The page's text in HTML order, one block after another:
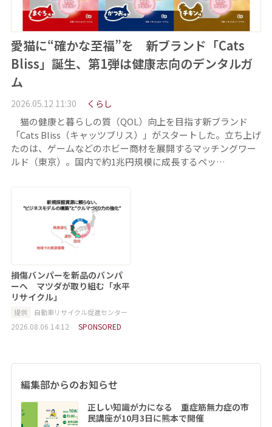
愛猫に“確かな至福”を 新ブランド「Cats
Bliss」誕生、第1弾は健康志向のデンタルガ
ム
2026.05.12 11:30 くらし
猫の健康と暮らしの質（QOL）向上を目指す新ブランド
「Cats Bliss（キャッツブリス）」がスタートした。立ち上げ
たのは、ゲームなどのホビー商材を展開するマッチングワー
ルド（東京）。国内で約1兆円規模に成長するペッ…
損傷バンパーを新品のバンパ
ーへ マツダが取り組む「水平
リサイクル」
提供 自動車リサイクル促進センター
2026.08.06 14:12 SPONSORED
編集部からのお知らせ
正しい知識が力になる 重症筋無力症の市
民講座が10月3日に熊本で開催